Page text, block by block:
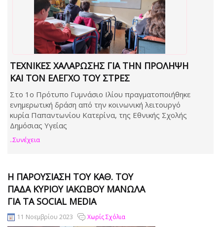
ΤΕΧΝΙΚΈΣ ΧΑΛΆΡΩΣΗΣ ΓΙΑ ΤΗΝ ΠΡΌΛΗΨΗ
ΚΑΙ ΤΟΝ ΈΛΕΓΧΟ ΤΟΥ ΣΤΡΕΣ
Στο 1ο Πρότυπο Γυμνάσιο Ιλίου πραγματοποιήθηκε
ενημερωτική δράση από την κοινωνική λειτουργό
κυρία Παπαντωνίου Κατερίνα, της Εθνικής Σχολής
Δημόσιας Υγείας
..συνέχεια
Η ΠΑΡΟΥΣΊΑΣΗ ΤΟΥ ΚΑΘ. ΤΟΥ
ΠΑΔΑ ΚΥΡΊΟΥ ΙΆΚΩΒΟΥ ΜΑΝΩΛΆ
ΓΙΑ ΤΑ SOCIAL MEDIA
11 Νοεμβρίου 2023 Χωρίς Σχόλια